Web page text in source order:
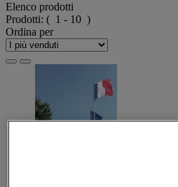
Elenco prodotti
Prodotti: ( 1 - 10 )
Ordina per